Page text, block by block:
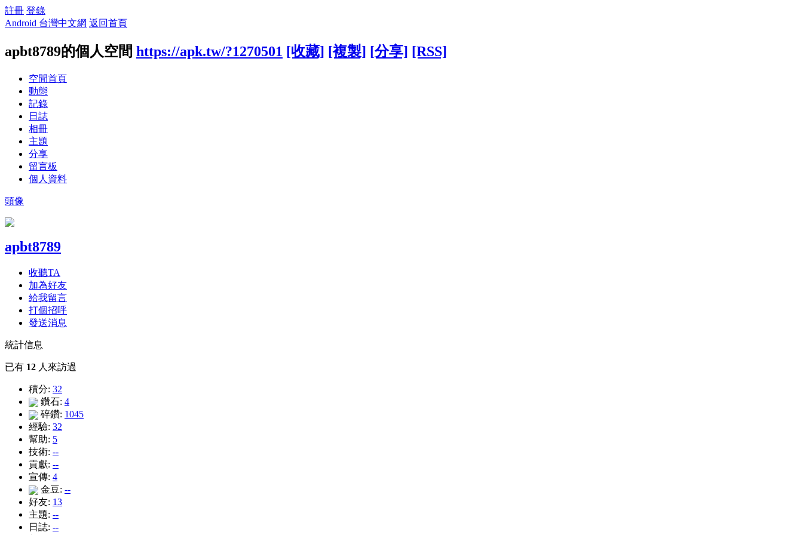
註冊 登錄
Android 台灣中文網 返回首頁
apbt8789的個人空間 https://apk.tw/?1270501 [收藏] [複製] [分享] [RSS]
空間首頁
動態
記錄
日誌
相冊
主題
分享
留言板
個人資料
頭像
apbt8789
收聽TA
加為好友
給我留言
打個招呼
發送消息
統計信息
已有 12 人來訪過
積分: 32
鑽石: 4
碎鑽: 1045
經驗: 32
幫助: 5
技術: --
貢獻: --
宣傳: 4
金豆: --
好友: 13
主題: --
日誌: --